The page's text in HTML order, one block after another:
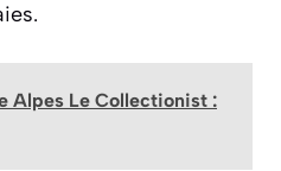
Alpes Le Collectionist :